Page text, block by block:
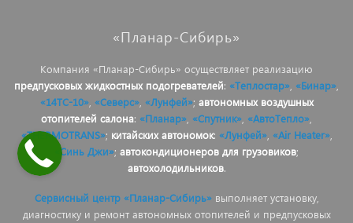
«Планар-Сибирь»
Компания «Планар-Сибирь» осуществляет реализацию
предпусковых жидкостных подогревателей: «Теплостар» «Бинар»
«14ТС-10», «Северс», «Лунфей»; автономных воздушных
отопителей салона: «Планар» «Спутник» «АвтоТепло»
«THERMOTRANS»; китайских автономок: «Лунфей», «Air Heater»,
«Синь Джи»; автокондиционеров для грузовиков;
автохолодильников.
Сервисный центр «Планар-Сибирь»выполняет установку,
диагностику и ремонт автономных отопителей и предпусковых